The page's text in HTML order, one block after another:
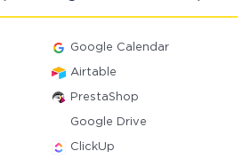
Google Calendar
Airtable
PrestaShop
Google Drive
ClickUp